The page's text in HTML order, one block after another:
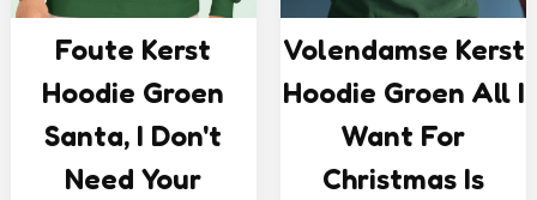
Foute Kerst
Hoodie Groen
Santa, I Don't
Need Your
Volendamse Kerst
Hoodie Groen All I
Want For
Christmas Is